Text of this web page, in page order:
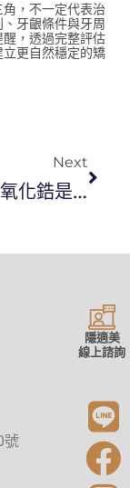
，不一定代表治
牙齦條件與牙周
，透過完整評估
更自然穩定的矯
Next
全瓷冠二氧化鋯是什麼？提供您牙冠新選項
號
隱適美
線上諮詢